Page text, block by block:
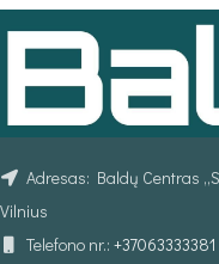
Adresas: Baldų Centras
Vilnius
Telefono nr.: +37063333381